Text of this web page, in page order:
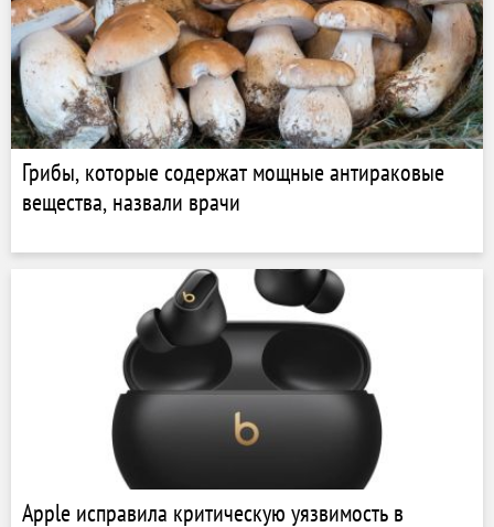
Грибы, которые содержат мощные антираковые
вещества, назвали врачи
Apple исправила критическую уязвимость в